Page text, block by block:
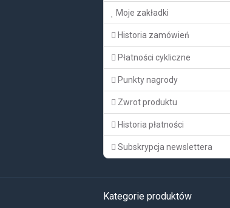
Moje zakładki
Historia zamówień
Płatności cykliczne
Punkty nagrody
Zwrot produktu
Historia płatności
Subskrypcja newslettera
Kategorie produktów